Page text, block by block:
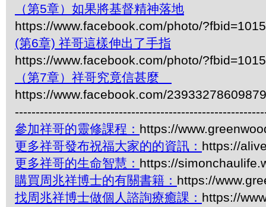
（第5章）如果將基督精神落地
https://www.facebook.com/photo/
(第6章) 祥哥這樣伸出了手指
https://www.facebook.com/photo/
（第7章）祥哥究竟信甚麼
https://www.facebook.com/
參加祥哥的靈修課程： https://
更多祥哥發布祝福大家的的資訊： https://
更多祥哥的生命智慧： https://
購買周兆祥博士的有關書籍： https://
找周兆祥博士做個人諮詢療癒課： https://